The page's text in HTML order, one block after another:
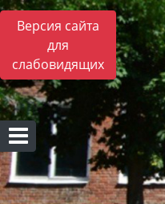
Версия сайта
для
слабовидящих